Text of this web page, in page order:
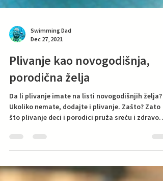
Swimming Dad
Dec 27, 2021
Plivanje kao novogodišnja,
porodična želja
Da li plivanje imate na listi novogodišnjih želja?
što plivanje deci i porodici pruža sreću i zdravo
utočište od današnje svakodnevnice. Vraća
na lice, spaja i obnavlja. Zašto plivanje da bude